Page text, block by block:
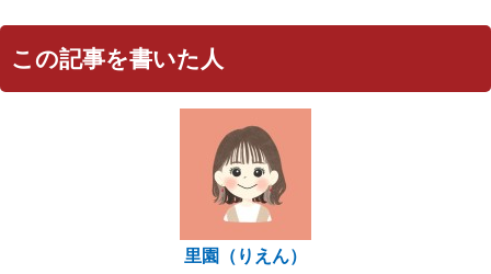
この記事を書いた人
里園（りえん）